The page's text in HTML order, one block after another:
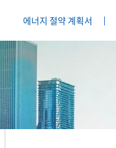
에너지 절약 계획서